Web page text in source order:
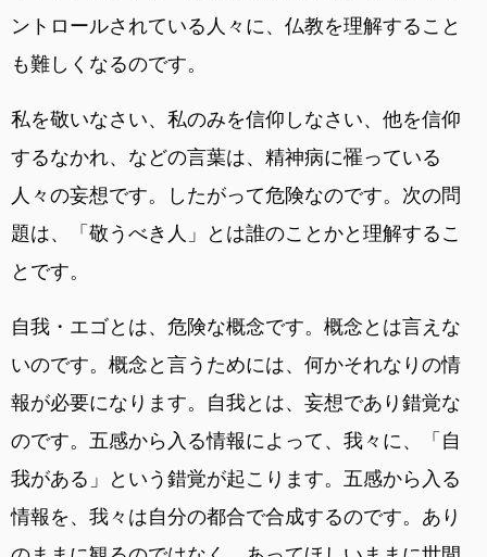
ントロールされている人々に、仏教を理解すること
も難しくなるのです。
私を敬いなさい、私のみを信仰しなさい、他を信仰
するなかれ、などの言葉は、精神病に罹っている
人々の妄想です。したがって危険なのです。次の問
題は、「敬うべき人」とは誰のことかと理解するこ
とです。
自我・エゴとは、危険な概念です。概念とは言えな
いのです。概念と言うためには、何かそれなりの情
報が必要になります。自我とは、妄想であり錯覚な
のです。五感から入る情報によって、我々に、「自
我がある」という錯覚が起こります。五感から入る
情報を、我々は自分の都合で合成するのです。あり